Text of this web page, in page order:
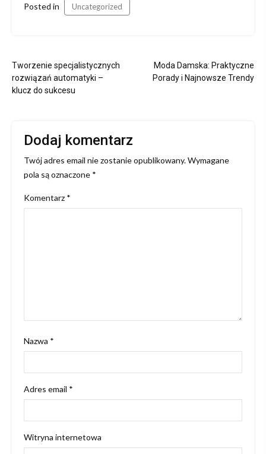
Posted in Uncategorized
Nawigacja
wpisu
Tworzenie specjalistycznych
rozwiązań automatyki –
klucz do sukcesu
Moda Damska: Praktyczne
Porady i Najnowsze Trendy
Dodaj komentarz
Twój adres email nie zostanie opublikowany.Wymagane
pola są oznaczone *
Komentarz *
Nazwa *
Adres email *
Witryna internetowa